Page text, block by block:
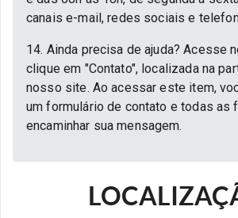
canais e-mail, redes sociais e
14. Ainda precisa de ajuda? Acesse
clique em "Contato", localizada na
nosso site. Ao acessar este item,
um formulário de contato e todas as
encaminhar sua mensagem.